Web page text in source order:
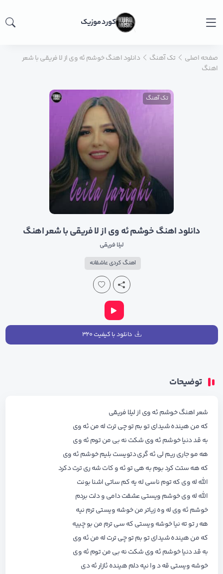
کورد موزیک
صفحه اصلی تک آهنگ
دانلود اهنگ خوشم ئه وی از لا فریقی با شعر
اهنگ
تک آهنگ
دانلود اهنگ خوشم ئه وی از لا فریقی با شعر اهنگ
لیلا فریقی
اهنگ کردی عاشقانه
دانلود با کیفیت ۳۲۰
توضیحات
شعر اهنگ خوشم ئه وی از لیلا فریقی
که من هینده شیدای تو بم تو چی ترت له من ئه وی
به قد دنیا خوشم ئه وی شکت نه بی من توم ئه وی
هه مو جاری ریم لی ئه گری دتویست بلیم خوشم ئه وی
که هه ستت کرد بوم به هی تو ئه و کات شه ری ترت دکرد
الله له وی که توم ناسی له یه کم ساتی اشنا بونت
الله له وی خوشم ویستی عشقت دامی و دلت بردم
خوشم ئه وی له وه زیاتر من خوشه ویستی ترم نیه
هه ر تو ته نیا خوشه ویستی که سی ترم من بو چییه
که من هینده شیدای تو بم تو چی ترت له من ئه وی
به قد دنیا خوشم ئه وی شکت نه بی من توم ئه وی
خوشه ویستی قه د وا نیه دلم هینده ئازار ئه دی